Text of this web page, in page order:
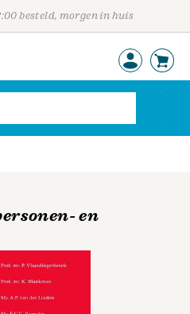
besteld, morgen in huis
en